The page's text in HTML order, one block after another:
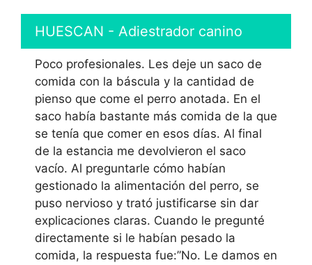
HUESCAN - Adiestrador canino
Poco profesionales. Les deje un saco de
comida con la báscula y la cantidad de
pienso que come el perro anotada. En el
saco había bastante más comida de la que
se tenía que comer en esos días. Al final
de la estancia me devolvieron el saco
vacío. Al preguntarle cómo habían
gestionado la alimentación del perro, se
puso nervioso y trató justificarse sin dar
explicaciones claras. Cuando le pregunté
directamente si le habían pesado la
comida, la respuesta fue:”No. Le damos en